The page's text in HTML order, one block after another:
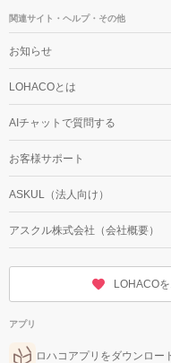
関連サイト・ヘルプ・その他
お知らせ
LOHACOとは
AIチャットで質問する
お客様サポート
ASKUL（法人向け）
アスクル株式会社（会社概要）
LOHACO
アプリ
ロハコアプリをダウンロー